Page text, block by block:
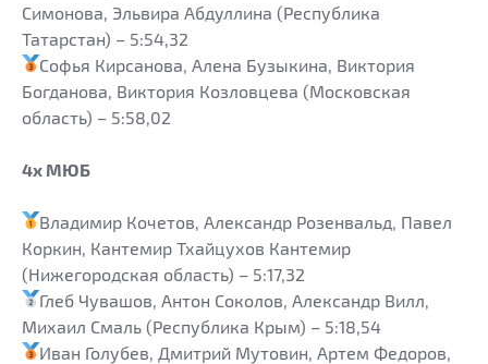
Симонова, Эльвира Абдуллина (Республика
Татарстан) – 5:54,32
Софья Кирсанова, Алена Бузыкина, Виктория
Богданова, Виктория Козловцева (Московская
область) – 5:58,02
4х МЮБ
Владимир Кочетов, Александр Розенвальд, Павел
Коркин, Кантемир Тхайцухов Кантемир
(Нижегородская область) – 5:17,32
Глеб Чувашов, Антон Соколов, Александр Вилл,
Михаил Смаль (Республика Крым) – 5:18,54
Иван Голубев, Дмитрий Мутовин, Артем Федоров,